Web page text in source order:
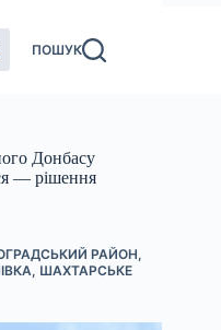
ПОШУК
Донбасу
— рішення
РАЙОН,
, ШАХТАРСЬКЕ